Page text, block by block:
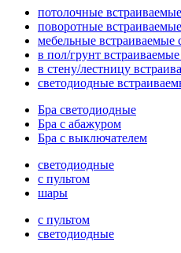
потолочные
поворотные
мебельные встраиваемые
в пол/грунт
в стену/лестницу
светодиодные
Бра светодиодные
Бра с абажуром
Бра с выключателем
светодиодные
с пультом
шары
с пультом
светодиодные